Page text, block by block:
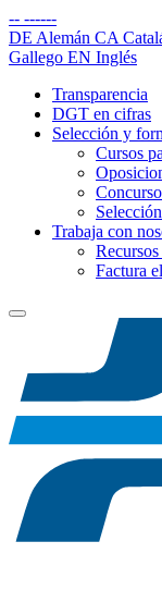
-- ------
DE Alemán CA
Gallego EN Inglés
Transparencia
DGT en cifras
Selección y
Cursos
Trabaja con
Factura